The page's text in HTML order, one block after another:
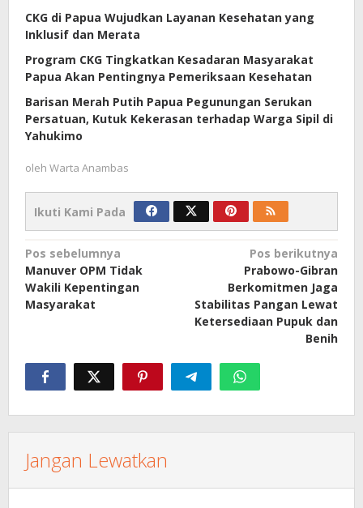
CKG di Papua Wujudkan Layanan Kesehatan yang
Inklusif dan Merata
Program CKG Tingkatkan Kesadaran Masyarakat
Papua Akan Pentingnya Pemeriksaan Kesehatan
Barisan Merah Putih Papua Pegunungan Serukan
Persatuan, Kutuk Kekerasan terhadap Warga Sipil di
Yahukimo
oleh Warta Anambas
Ikuti Kami Pada
Navigasi
pos
Pos sebelumnya
Manuver OPM Tidak
Wakili Kepentingan
Masyarakat
Pos berikutnya
Prabowo-Gibran
Berkomitmen Jaga
Stabilitas Pangan Lewat
Ketersediaan Pupuk dan
Benih
Jangan Lewatkan